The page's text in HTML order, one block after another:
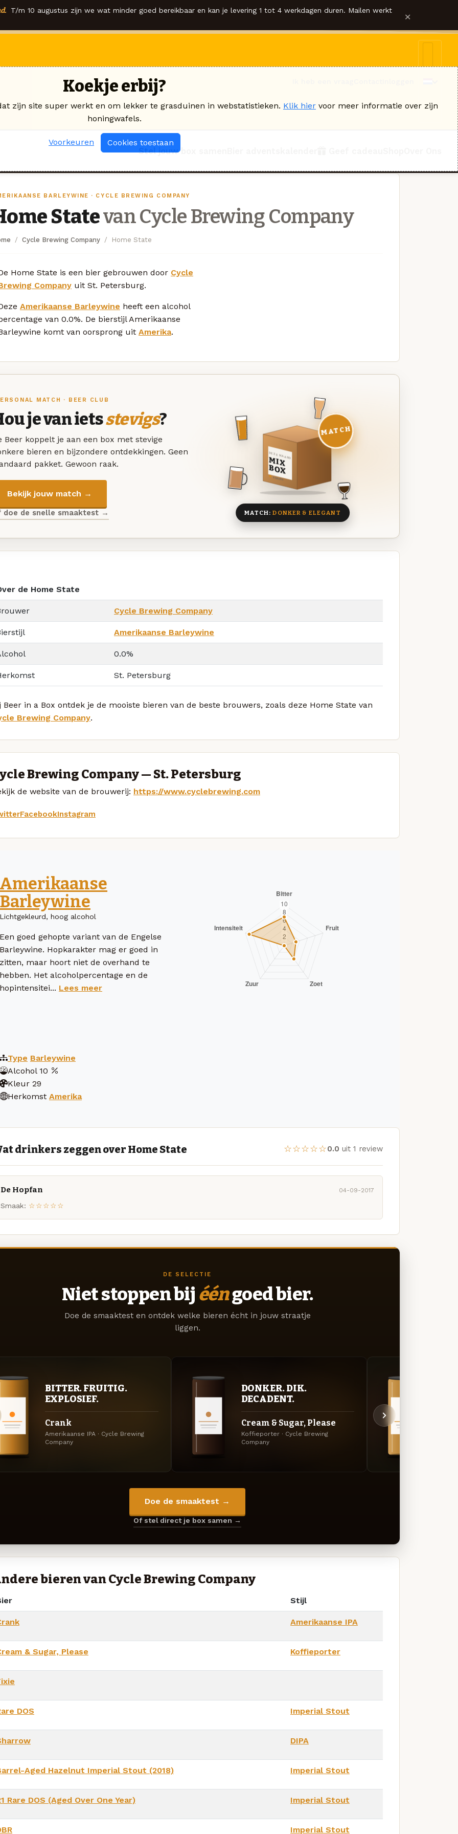
T/m 10 augustus zijn we wat minder goed bereikbaar en kan je levering 1 tot 4 werkdagen duren. Mailen werkt ×
Stel jouw box samen
BARLEYWINE · CYCLE BREWING COMPANY
Statevan Cycle Brewing Company
Cycle Brewing Company Home State
Home State is een bier gebrouwen door Cycle
Company uit St. Petersburg.
Amerikaanse Barleywine heeft een alcohol
van 0.0%. De bierstijl Amerikaanse
komt van oorsprong uit Amerika.
MATCH · BEER CLUB
je van ietsstevigs?
Beer koppelt je aan een box met stevige
bieren en bijzondere ontdekkingen. Geen
pakket. Gewoon raak.
Bekijk jouw match →
doe de snelle smaaktest →
DEZE MAAND
MIX
BOX
8 BIEREN
MATCH
MATCH:DONKER & ELEGANT
de Home State
Cycle Brewing Company
Amerikaanse Barleywine
0.0%
St. Petersburg
Beer in a Box ontdek je de mooiste bieren van de beste brouwers, zoals deze Home State van
Brewing Company.
Brewing Company — St. Petersburg
de website van de brouwerij: https://www.cyclebrewing.com
FacebookInstagram
Amerikaanse
Barleywine
Lichtgekleurd, hoog alcohol
Een goed gehopte variant van de Engelse
Barleywine. Hopkarakter mag er goed in
zitten, maar hoort niet de overhand te
hebben. Het alcoholpercentage en de
hopintensitei... Lees meer
Type Barleywine
Alcohol 10
Kleur 29
Herkomst Amerika
drinkers zeggen over Home State ☆☆☆☆☆0.0 uit 1 review
De Hopfan 04-09-2017
Smaak: ☆☆☆☆☆
DE SELECTIE
Niet stoppen bij ééngoed bier.
Doe de smaaktest en ontdek welke bieren écht in jouw straatje
liggen.
BITTER. FRUITIG.
EXPLOSIEF.
Crank
Amerikaanse IPA · Cycle Brewing
Company
DONKER. DIK.
DECADENT.
Cream & Sugar, Please
Koffieporter · Cycle Brewing
Company
Doe de smaaktest →
Of stel direct je box samen →
bieren van Cycle Brewing Company
Stijl
Amerikaanse IPA
& Sugar, Please Koffieporter
DOS Imperial Stout
DIPA
Aged Hazelnut Imperial Stout (2018) Imperial Stout
Rare DOS (Aged Over One Year) Imperial Stout
Imperial Stout
Koekje erbij?
zijn site super werkt en om lekker te grasduinen in webstatistieken. Klik hier voor meer informatie over zijn
honingwafels.
Voorkeuren Cookies toestaan